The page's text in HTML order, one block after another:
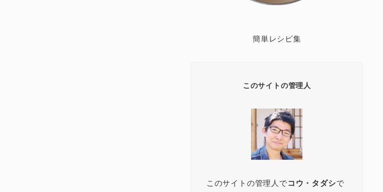
簡単レシピ集
このサイトの管理人
このサイトの管理人でコウ・タダシで